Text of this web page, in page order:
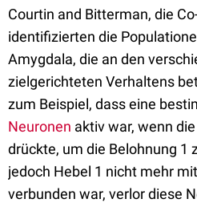
Courtin and Bitterman, die
identifizierten die
Amygdala, die an den
zielgerichteten Verhaltens
zum Beispiel, dass eine
Neuronen aktiv war, wenn
drückte, um die Belohnung 1
jedoch Hebel 1 nicht mehr
verbunden war, verlor diese